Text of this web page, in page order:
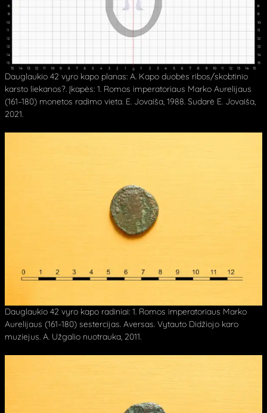
Dauglaukio 42 vyro kapo planas: A. Kapo duobės ribos/skobtinio
karsto liekanos?. Įkapės: 1. Romos imperatoriaus Marko Aurelijaus
(161–180) monetos radimo vieta. E. Jovaiša, 1988. Sudarė E. Jovaiša,
2021.
Dauglaukio 42 vyro kapo radiniai: 1. Romos imperatoriaus Marko
Aurelijaus (161–180) sestercijas. Aversas. Vytauto Didžiojo karo
muziejus. A. Užgalio nuotrauka, 2011.